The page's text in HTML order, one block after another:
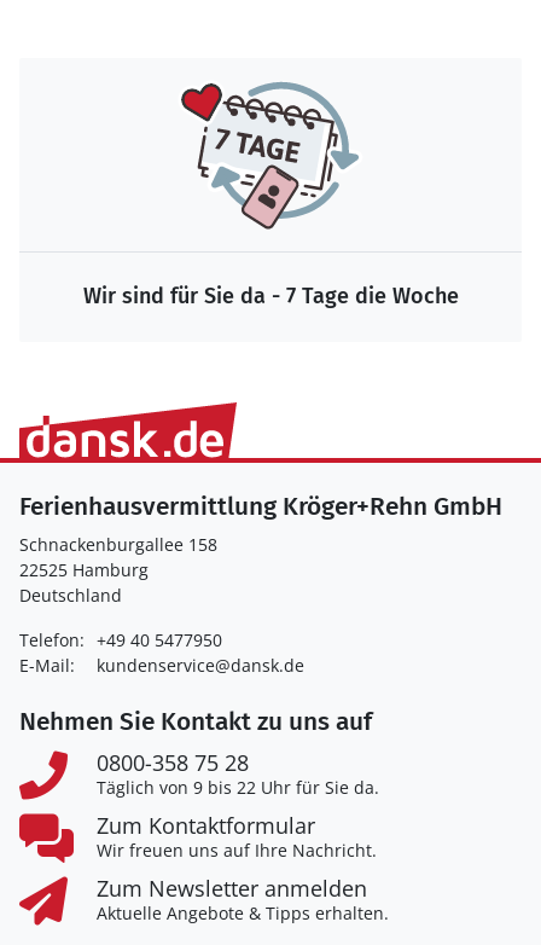
Wir sind für Sie da - 7 Tage die Woche
Ferienhausvermittlung Kröger+Rehn GmbH
Schnackenburgallee 158
22525 Hamburg
Deutschland
Telefon: +49 40 5477950
E-Mail:
kundenservice@dansk.de
Nehmen Sie Kontakt zu uns auf
0800-358 75 28
Täglich von 9 bis 22 Uhr für Sie da.
Zum Kontaktformular
Wir freuen uns auf Ihre Nachricht.
Zum Newsletter anmelden
Aktuelle Angebote & Tipps erhalten.